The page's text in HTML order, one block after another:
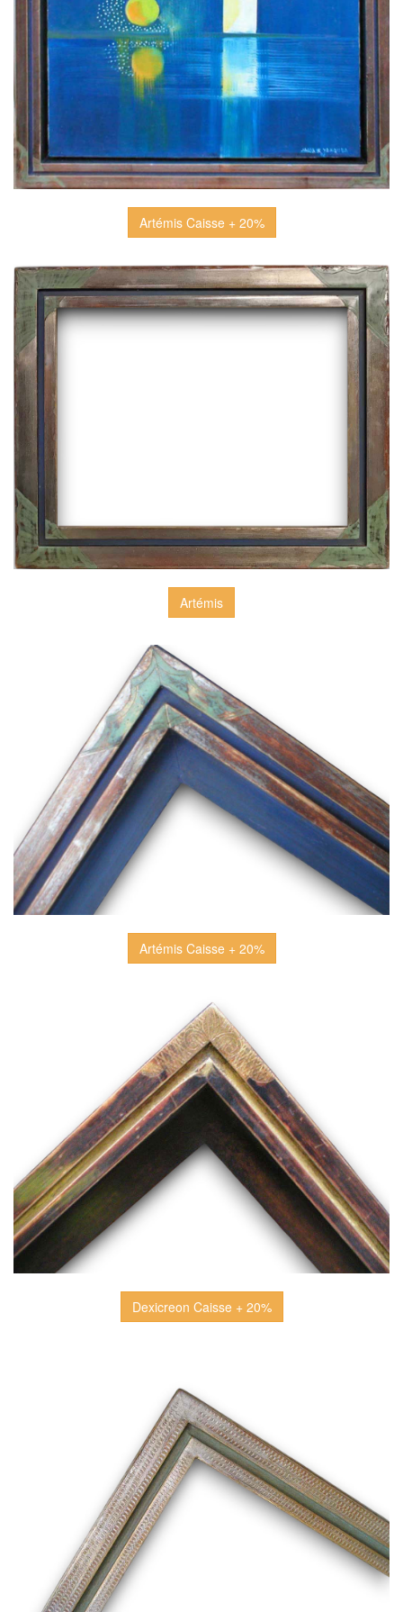
Artémis Caisse + 20%
Artémis
Artémis Caisse + 20%
Dexicreon Caisse + 20%